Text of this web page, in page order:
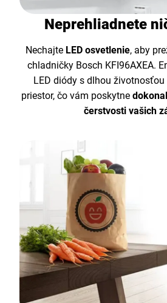
Neprehliadnete
Nechajte LED osvetlenie, aby
chladničky Bosch KFI96AXEA.
LED diódy s dlhou
priestor, čo vám poskytne
čerstvosti vašich